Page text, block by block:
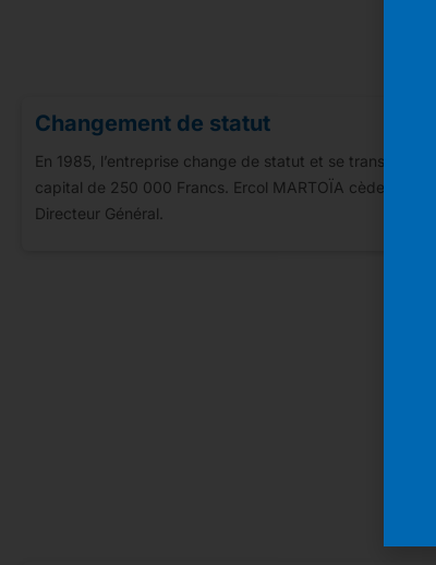
Changement de statut
En 1985, l’entreprise change de statut et se transforme
capital de 250 000 Francs. Ercol MARTOÏA cède
Directeur Général.